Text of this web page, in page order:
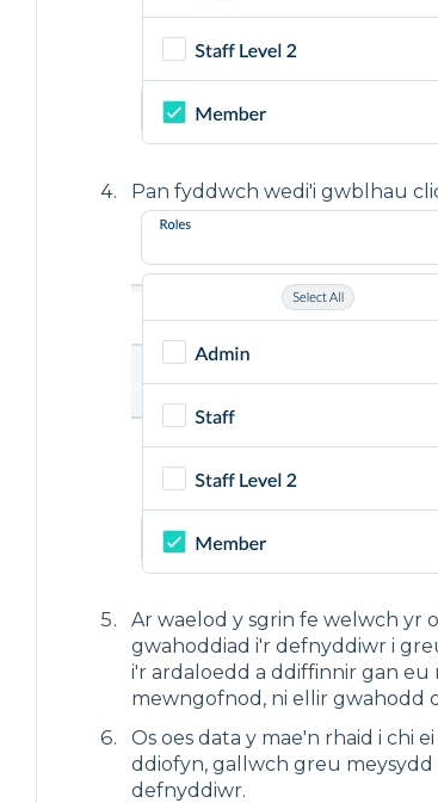
Pan fyddwch wedi'i gwblhau
Ar waelod y sgrin fe welwch yr
gwahoddiad i'r defnyddiwr i
i'r ardaloedd a ddiffinnir gan eu
mewngofnod, ni ellir gwahodd
Os oes data y mae'n rhaid i chi
ddiofyn, gallwch greu
defnyddiwr.